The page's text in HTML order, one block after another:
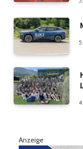
Anzeige